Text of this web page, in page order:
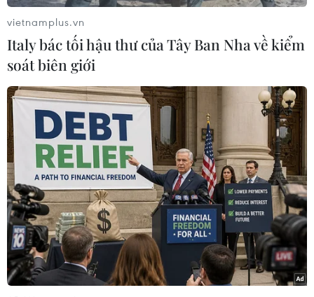
dụng đối với Iran, trong trường hợp hai bên
không đạt được thỏa thuận hạt nhân mới.
Phát biểu tại phiên điều trần của Ủy ban Quân
lực Hạ viện Mỹ ngày 10/6, Tướng Kurilla nói:
"Tôi đã cung cấp cho Bộ trưởng Quốc phòng và
Tổng thống nhiều lựa chọn khác nhau."
Khi được hỏi liệu CENTCOM, bộ tư lệnh chịu
trách nhiệm thúc đẩy và bảo vệ các lợi ích của
Mỹ ở Trung Đông, có sẵn sàng triển khai "lực
lượng áp đảo" để ngăn Iran chế tạo vũ khí hạt
nhân hay không, ông Kurilla trả lời "Có."
Người đứng đầu CENTCOM nói thêm ông "hoàn
toàn ủng hộ một giải pháp thông qua đàm phán
để ngăn Iran có được vũ khí hạt nhân vì xung
vietnamplus.vn
Italy bác tối hậu thư của Tây Ban Nha về kiểm
soát biên giới